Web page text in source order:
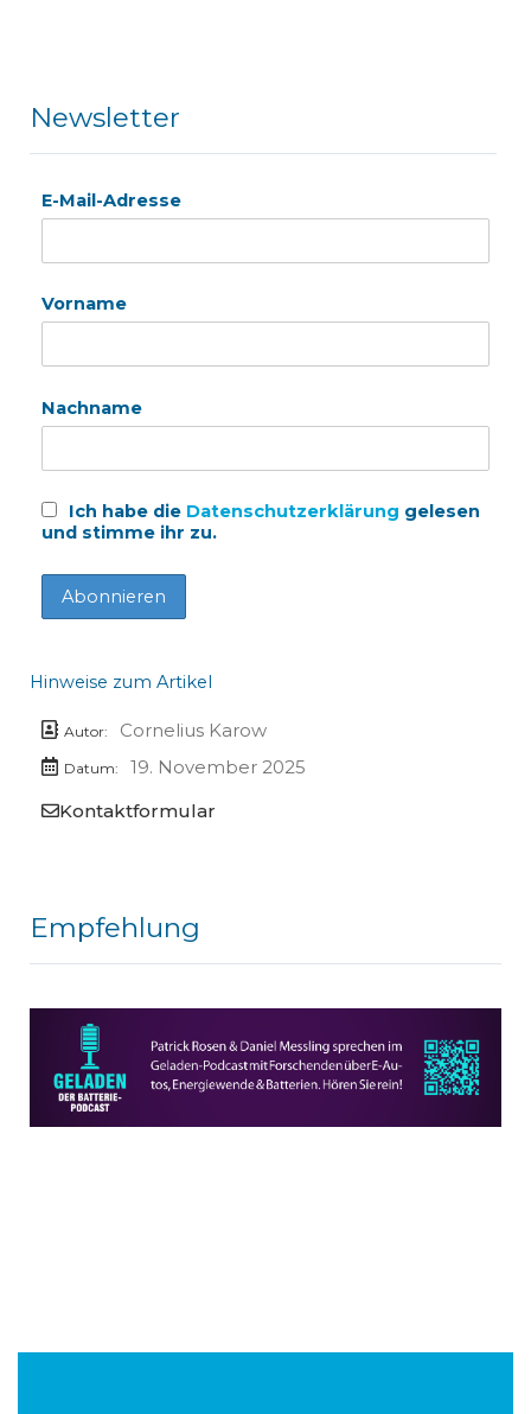
Newsletter
E-Mail-Adresse
Vorname
Nachname
Ich habe die Datenschutzerklärung gelesen
und stimme ihr zu.
Hinweise zum Artikel
Autor: Cornelius Karow
Datum:
19. November 2025
Kontaktformular
Empfehlung